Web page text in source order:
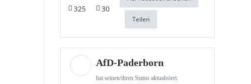
325 30
Teilen
AfD-Paderborn
hat seinen/ihren Status aktualisiert.